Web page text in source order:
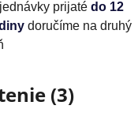
prijaté do 12
doručíme na druhý
(3)